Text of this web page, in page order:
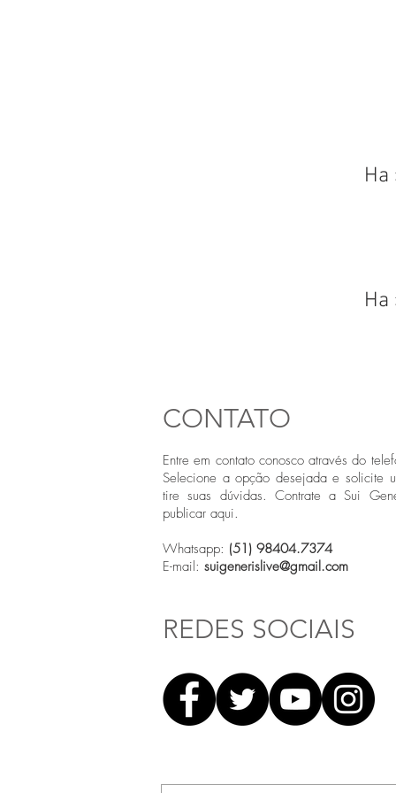
На
На
REDES SOCIAIS
Entre em contato conosco através do
Selecione a opção desejada e solicite
tire suas dúvidas. Contrate a Sui
publicar aqui.
Whatsapp: (51) 98404.7374
E-mail: suigenerislive@gmail.com
CONTATO